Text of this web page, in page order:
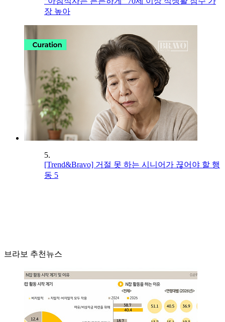
장 높아
5.
[Trend&Bravo] 거절 못 하는 시니어가 끊어야 할 행
동 5
브라보 추천뉴스